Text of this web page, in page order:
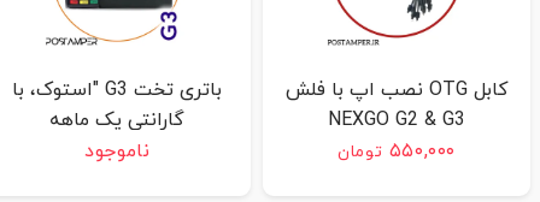
کابل OTG نصب اپ با فلش
NEXGO G2 & G3
۵۵۰,۰۰۰ تومان
باتری تخت G3 "استوک، با
گارانتی یک ماهه
ناموجود